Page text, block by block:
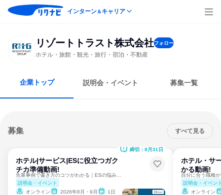
インターン＆キャリア
リゾートトラスト株式会社フォロー
ホテル・旅館・観光・旅行・宿泊・不動産
企業トップ 説明会・イベント 募集一覧
募集 すべて見る
ホテル|サービス|ESに役立つガク
チカ準備動画!
説明会・イベント
オンライン
2026年8月・9月 1日
締切：8月31日
ホテル・サ
かる動画!
説明会・イベン
オンライン